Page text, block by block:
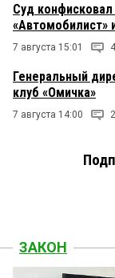
Суд
«Автомобилист»
7 августа 15:01 4
Генеральный
клуб «Омичка»
7 августа 14:00 2
ЗАКОН